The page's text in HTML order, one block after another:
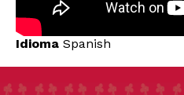
Idioma Spanish